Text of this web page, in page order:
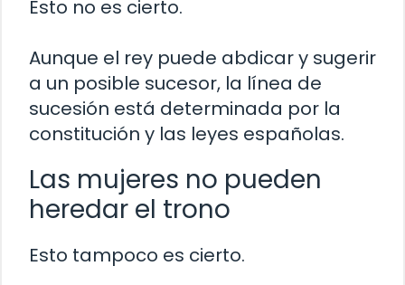
Esto no es cierto.
Aunque el rey puede abdicar y sugerir
a un posible sucesor, la línea de
sucesión está determinada por la
constitución y las leyes españolas.
Las mujeres no pueden
heredar el trono
Esto tampoco es cierto.